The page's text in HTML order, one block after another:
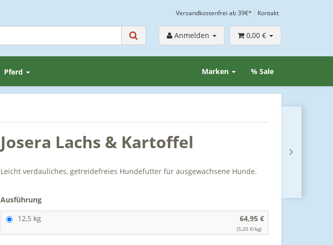
Versandkostenfrei ab 39€* Kontakt
Anmelden 0,00 €
Pferd % Sale
Marken
Josera Lachs & Kartoffel
Leicht verdauliches, getreidefreies Hundefutter für ausgewachsene Hunde.
Ausführung
12,5 kg
64,95 €
(5,20 €/kg)